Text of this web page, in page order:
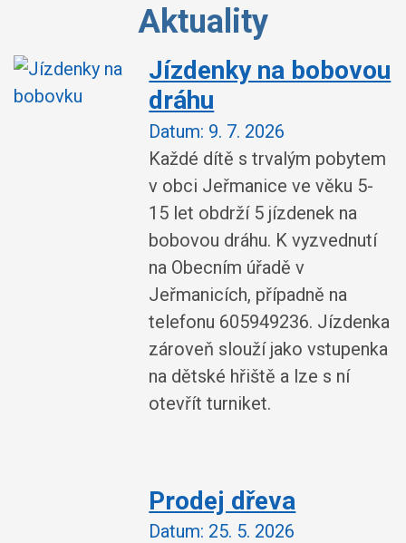
Aktuality
Jízdenky na bobovou
dráhu
Datum: 9. 7. 2026
Každé dítě s trvalým pobytem
v obci Jeřmanice ve věku 5-
15 let obdrží 5 jízdenek na
bobovou dráhu. K vyzvednutí
na Obecním úřadě v
Jeřmanicích, případně na
telefonu 605949236. Jízdenka
zároveň slouží jako vstupenka
na dětské hřiště a lze s ní
otevřít turniket.
Prodej dřeva
Datum: 25. 5. 2026